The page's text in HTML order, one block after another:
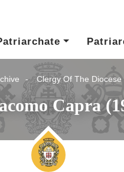
Clergy Of The Diocese
Capra